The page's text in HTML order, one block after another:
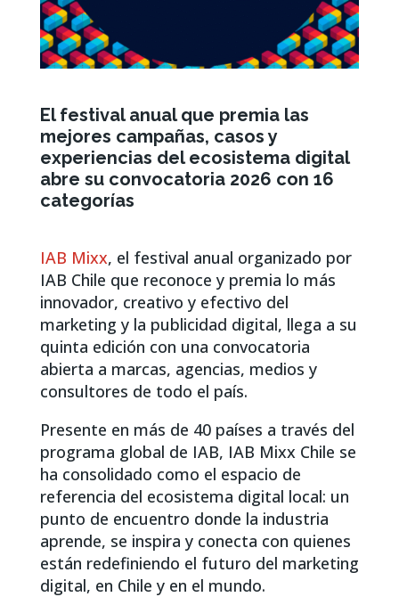
El festival anual que premia las
mejores campañas, casos y
experiencias del ecosistema digital
abre su convocatoria 2026 con 16
categorías
IAB Mixx, el festival anual organizado por
IAB Chile que reconoce y premia lo más
innovador, creativo y efectivo del
marketing y la publicidad digital, llega a su
quinta edición con una convocatoria
abierta a marcas, agencias, medios y
consultores de todo el país.
Presente en más de 40 países a través del
programa global de IAB, IAB Mixx Chile se
ha consolidado como el espacio de
referencia del ecosistema digital local: un
punto de encuentro donde la industria
aprende, se inspira y conecta con quienes
están redefiniendo el futuro del marketing
digital, en Chile y en el mundo.